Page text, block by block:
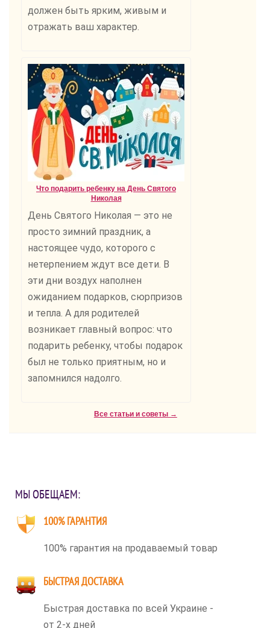
должен быть ярким, живым и
отражать ваш характер.
Что подарить ребенку на День Святого
Николая
День Святого Николая — это не
просто зимний праздник, а
настоящее чудо, которого с
нетерпением ждут все дети. В
эти дни воздух наполнен
ожиданием подарков, сюрпризов
и тепла. А для родителей
возникает главный вопрос: что
подарить ребенку, чтобы подарок
был не только приятным, но и
запомнился надолго.
Все статьи и советы →
МЫ ОБЕЩАЕМ:
100% ГАРАНТИЯ
100% гарантия на продаваемый товар
БЫСТРАЯ ДОСТАВКА
Быстрая доставка по всей Украине -
от 2-х дней